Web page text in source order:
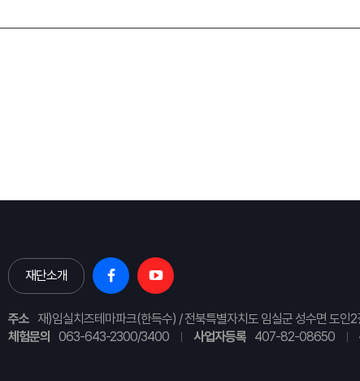
재단소개
주소 재)임실치즈테마파크(한득수) / 전북특별자치도 임실군 성수면 도인
체험문의
063-643-2300/3400 사업자등록 407-82-08650